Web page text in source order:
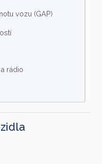
vozu (GAP)
rádio